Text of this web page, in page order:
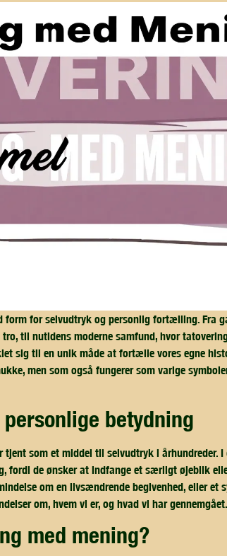
for selvudtryk og personlig fortælling. Fra
til nutidens moderne samfund, hvor
sig til en unik måde at fortælle vores egne
men som også fungerer som varige
betydning
tjent som et middel til selvudtryk i århundreder.
fordi de ønsker at indfange et særligt øjeblik
om en livsændrende begivenhed, eller et
om, hvem vi er, og hvad vi har gennemgået.
med mening?